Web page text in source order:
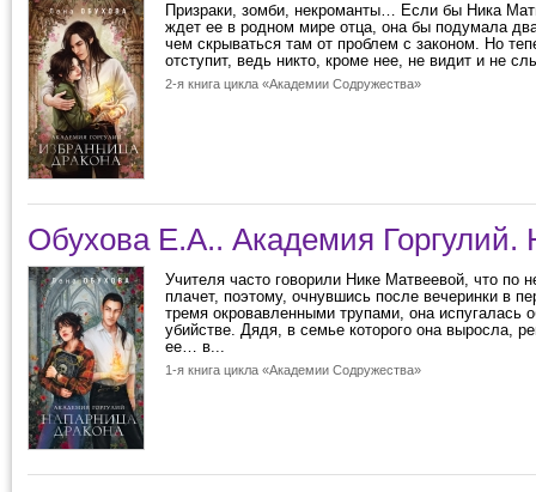
Призраки, зомби, некроманты… Если бы Ника
ждет ее в родном мире отца, она бы подумала
чем скрываться там от проблем с законом. Но
отступит, ведь никто, кроме нее, не видит и не
2-я книга цикла «Академии Содружества»
Обухова Е.А.. Академия Горгулий.
Учителя часто говорили Нике Матвеевой, что по
плачет, поэтому, очнувшись после вечеринки в
тремя окровавленными трупами, она испугалась
убийстве. Дядя, в семье которого она выросла,
ее… в...
1-я книга цикла «Академии Содружества»